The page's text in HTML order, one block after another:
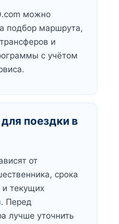
можно
подбор маршрута,
и
с учётом
поездки в
от
срока
текущих
Перед
лучше уточнить